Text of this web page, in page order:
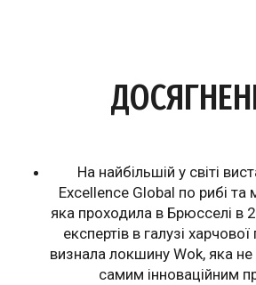
На найбільшій у світі
Excellence Global по рибі та
яка проходила в Брюсселі в
експертів в галузі
визнала локшину Wok, яка не
самим інноваційним